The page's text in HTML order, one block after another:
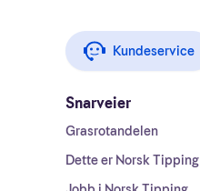
Kundeservice
Snarveier
Grasrotandelen
Dette er Norsk Tipping